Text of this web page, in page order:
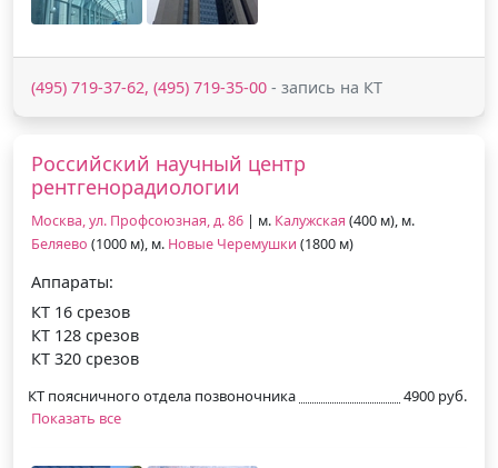
(495) 719-37-62, (495) 719-35-00 - запись на КТ
Российский научный центр
рентгенорадиологии
Москва, ул. Профсоюзная, д. 86 | м. Калужская (400 м), м.
Беляево (1000 м), м. Новые Черемушки (1800 м)
Аппараты:
КТ 16 срезов
КТ 128 срезов
КТ 320 срезов
КТ поясничного отдела позвоночника
4900 руб.
Показать все